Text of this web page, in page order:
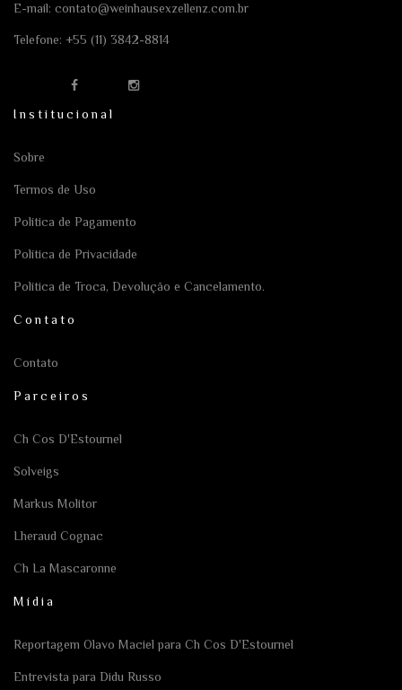
E-mail: contato@weinhausexzellenz.com.br
Telefone: +55 (11) 3842-8814
Institucional
Sobre
Termos de Uso
Política de Pagamento
Política de Privacidade
Política de Troca, Devolução e Cancelamento.
Contato
Contato
Parceiros
Ch Cos D'Estournel
Solveigs
Markus Molitor
Lheraud Cognac
Ch La Mascaronne
Mídia
Reportagem Olavo Maciel para Ch Cos D'Estournel
Entrevista para Didu Russo